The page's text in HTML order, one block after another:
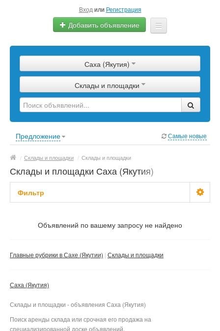
Вход или Регистрация
Добавить объявление
Сырье
Изделия
Оборудование
Саха (Якутия)
Склады и площадки
Предложение Самые новые
/ Склады и площадки / Склады и площадки
Склады и площадки Саха (Якутия)
Фильтр
Не важно
Без посредников
Применить Сбросить фильтр
Объявлений по вашему запросу не найдено
Главные рубрики в Сахе (Якутии) Склады и площадки
Саха (Якутия)
Склады и площадки - объявления Саха (Якутия)
Поиск аренды склада или срочная его продажа на
специализированной доске объявлений.